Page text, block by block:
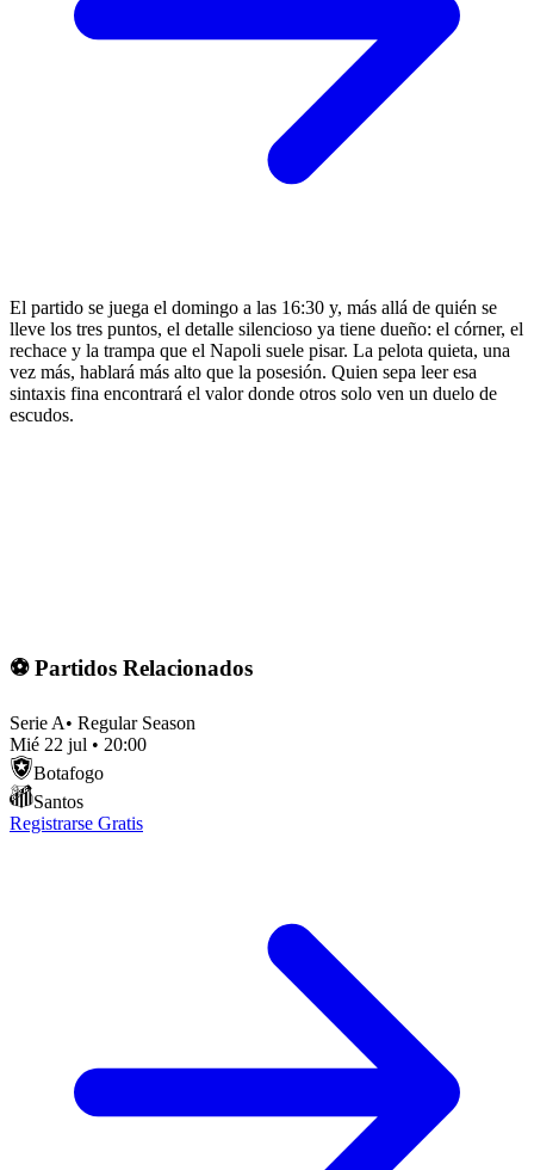
El partido se juega el domingo a las 16:30 y, más allá de quién se
lleve los tres puntos, el detalle silencioso ya tiene dueño: el córner, el
rechace y la trampa que el Napoli suele pisar. La pelota quieta, una
vez más, hablará más alto que la posesión. Quien sepa leer esa
sintaxis fina encontrará el valor donde otros solo ven un duelo de
escudos.
⚽ Partidos Relacionados
Serie A• Regular Season
Mié 22 jul • 20:00
Botafogo
Santos
Registrarse Gratis